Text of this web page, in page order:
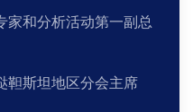
家和分析活动第一副总
靼斯坦地区分会主席